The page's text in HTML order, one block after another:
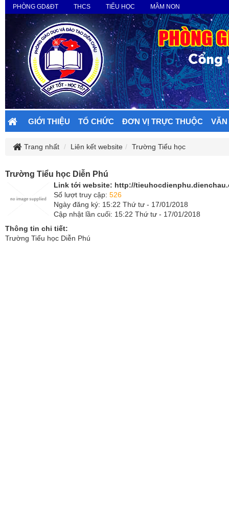
PHÒNG GD&ĐT THCS TIỂU HỌC MẦM NON
GIỚI THIỆU TỔ CHỨC ĐƠN VỊ TRỰC THUỘC
Trang nhất Liên kết website Trường Tiểu học
Trường Tiểu học Diễn Phú
Link tới website: http://
Số lượt truy cập: 526
Ngày đăng ký: 15:22 Thứ tư - 17/01/2018
Cập nhật lần cuối: 15:22 Thứ tư - 17/01/2018
Thông tin chi tiết:
Trường Tiểu học Diễn Phú